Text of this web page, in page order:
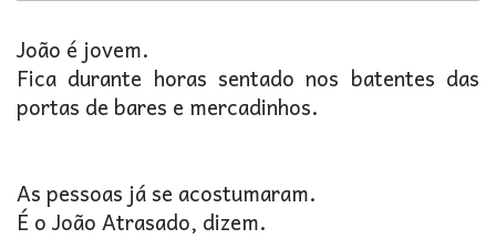
João é jovem.
Fica durante horas sentado nos batentes das
portas de bares e mercadinhos.
As pessoas já se acostumaram.
É o João Atrasado, dizem.